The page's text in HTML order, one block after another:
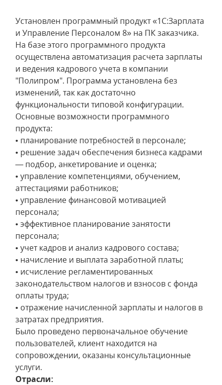
Установлен программный продукт «1С:Зарплата
и Управление Персоналом 8» на ПК заказчика.
На базе этого программного продукта
осуществлена автоматизация расчета зарплаты
и ведения кадрового учета в компании
"Полипром". Программа установлена без
изменений, так как достаточно
функциональности типовой конфигурации.
Основные возможности программного
продукта:
• планирование потребностей в персонале;
• решение задач обеспечения бизнеса кадрами
— подбор, анкетирование и оценка;
• управление компетенциями, обучением,
аттестациями работников;
• управление финансовой мотивацией
персонала;
• эффективное планирование занятости
персонала;
• учет кадров и анализ кадрового состава;
• начисление и выплата заработной платы;
• исчисление регламентированных
законодательством налогов и взносов с фонда
оплаты труда;
• отражение начисленной зарплаты и налогов в
затратах предприятия.
Было проведено первоначальное обучение
пользователей, клиент находится на
сопровождении, оказаны консультационные
услуги.
Отрасли: